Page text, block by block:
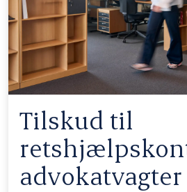
Tilskud til
advokatvagter